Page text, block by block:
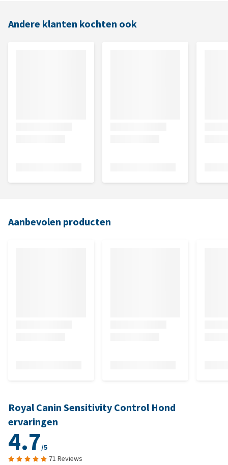
Andere klanten kochten ook
Aanbevolen producten
Royal Canin Sensitivity Control Hond
ervaringen
4.7/5
71 Reviews